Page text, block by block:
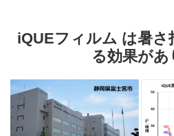
iQUEフィルム は暑さ
る効果があ